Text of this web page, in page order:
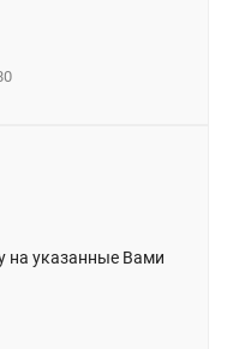
на указанные Вами